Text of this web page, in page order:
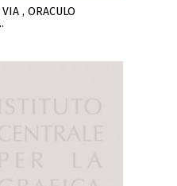
, ORACULO